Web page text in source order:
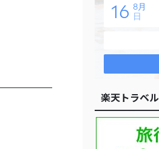
楽天トラベル